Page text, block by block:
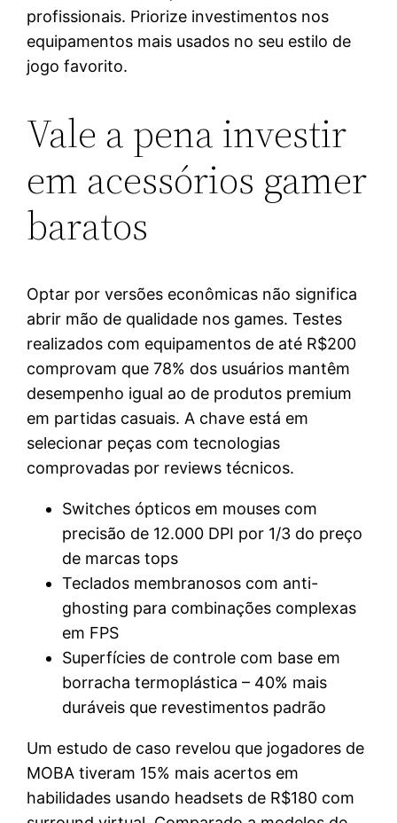
profissionais. Priorize investimentos nos
equipamentos mais usados no seu estilo de
jogo favorito.
Vale a pena investir
em acessórios gamer
baratos
Optar por versões econômicas não significa
abrir mão de qualidade nos games. Testes
realizados com equipamentos de até R$200
comprovam que 78% dos usuários mantêm
desempenho igual ao de produtos premium
em partidas casuais. A chave está em
selecionar peças com tecnologias
comprovadas por reviews técnicos.
Switches ópticos em mouses com
precisão de 12.000 DPI por 1/3 do preço
de marcas tops
Teclados membranosos com anti-
ghosting para combinações complexas
em FPS
Superfícies de controle com base em
borracha termoplástica – 40% mais
duráveis que revestimentos padrão
Um estudo de caso revelou que jogadores de
MOBA tiveram 15% mais acertos em
habilidades usando headsets de R$180 com